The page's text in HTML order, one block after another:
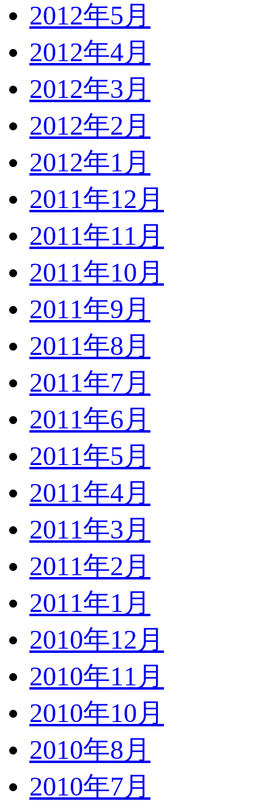
2012年5月
2012年4月
2012年3月
2012年2月
2012年1月
2011年12月
2011年11月
2011年10月
2011年9月
2011年8月
2011年7月
2011年6月
2011年5月
2011年4月
2011年3月
2011年2月
2011年1月
2010年12月
2010年11月
2010年10月
2010年8月
2010年7月